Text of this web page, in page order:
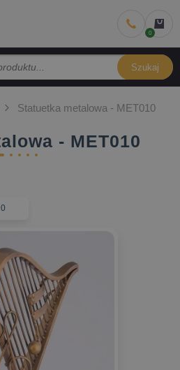
Szukaj
Statuetka metalowa - MET010
- MET010